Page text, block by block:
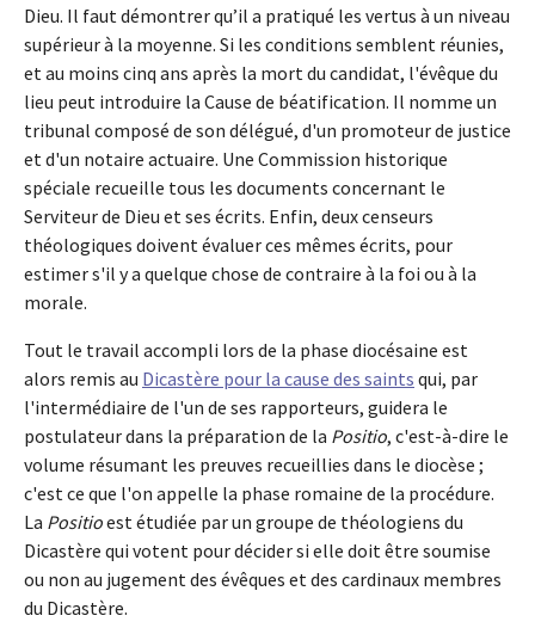
Dieu. Il faut démontrer qu’il a pratiqué les vertus à un niveau
supérieur à la moyenne. Si les conditions semblent réunies,
et au moins cinq ans après la mort du candidat, l'évêque du
lieu peut introduire la Cause de béatification. Il nomme un
tribunal composé de son délégué, d'un promoteur de justice
et d'un notaire actuaire. Une Commission historique
spéciale recueille tous les documents concernant le
Serviteur de Dieu et ses écrits. Enfin, deux censeurs
théologiques doivent évaluer ces mêmes écrits, pour
estimer s'il y a quelque chose de contraire à la foi ou à la
morale.
Tout le travail accompli lors de la phase diocésaine est
alors remis au Dicastère pour la cause des saints qui, par
l'intermédiaire de l'un de ses rapporteurs, guidera le
postulateur dans la préparation de la Positio, c'est-à-dire le
volume résumant les preuves recueillies dans le diocèse ;
c'est ce que l'on appelle la phase romaine de la procédure.
La Positioest étudiée par un groupe de théologiens du
Dicastère qui votent pour décider si elle doit être soumise
ou non au jugement des évêques et des cardinaux membres
du Dicastère.